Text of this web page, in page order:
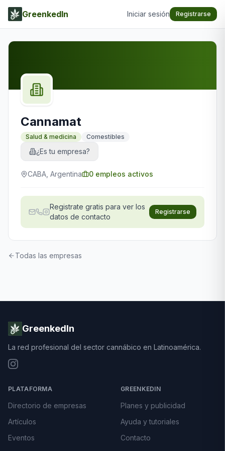
GreenkedIn Iniciar sesión Registrarse
Cannamat
Salud & medicina Comestibles
¿Es tu empresa?
CABA, Argentina 0 empleos activos
Registrate gratis para ver los
datos de contacto
Registrarse
Todas las empresas
GreenkedIn
La red profesional del sector cannábico en Latinoamérica.
PLATAFORMA
Directorio de empresas
Artículos
Eventos
GREENKEDIN
Planes y publicidad
Ayuda y tutoriales
Contacto